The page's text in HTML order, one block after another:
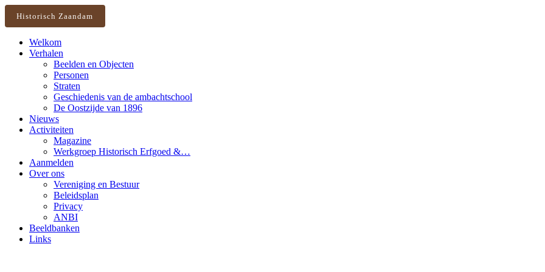
Historisch Zaandam
Welkom
Verhalen
Beelden en Objecten
Personen
Straten
Geschiedenis van de ambachtschool
De Oostzijde van 1896
Nieuws
Activiteiten
Magazine
Werkgroep Historisch Erfgoed &…
Aanmelden
Over ons
Vereniging en Bestuur
Beleidsplan
Privacy
ANBI
Beeldbanken
Links